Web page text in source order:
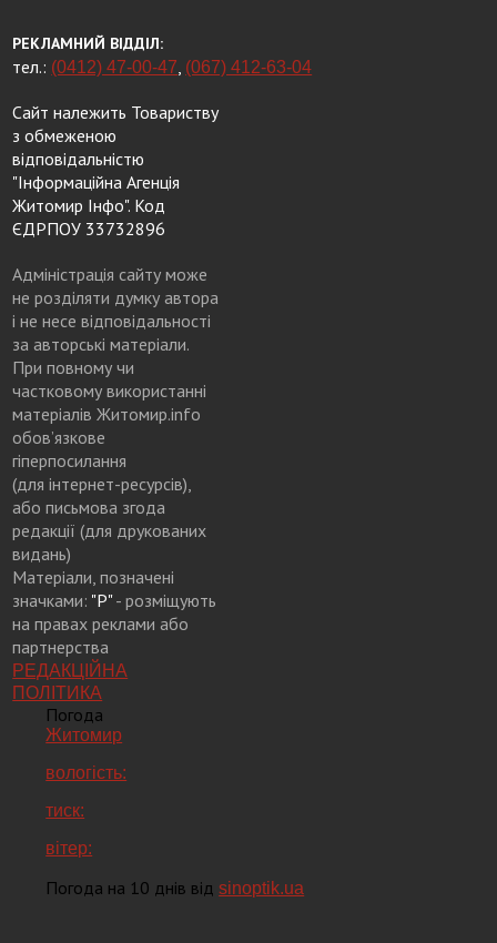
РЕКЛАМНИЙ ВІДДІЛ:
тел.: (0412) 47-00-47, (067) 412-63-04
Сайт належить Товариству
з обмеженою
відповідальністю
"Інформаційна Агенція
Житомир Інфо". Код
ЄДРПОУ 33732896
Адміністрація сайту може
не розділяти думку автора
і не несе відповідальності
за авторські матеріали.
При повному чи
частковому використанні
матеріалів Житомир.info
обов’язкове
гіперпосилання
(для інтернет-ресурсів),
або письмова згода
редакції (для друкованих
видань)
Матеріали, позначені
значками: "Р"- розміщують
на правах реклами або
партнерства
РЕДАКЦІЙНА
ПОЛІТИКА
Погода
Житомир
вологість:
тиск:
вітер:
Погода на 10 днів відsinoptik.ua